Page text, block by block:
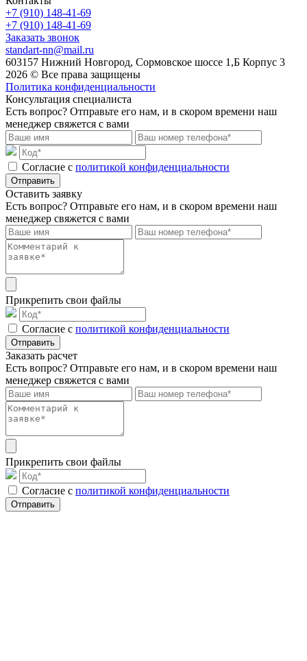
+7 (910) 148-41-69
+7 (910) 148-41-69
Заказать звонок
standart-nn@mail.ru
603157 Нижний Новгород, Сормовское шоссе 1,Б Корпус 3
2026 © Все права защищены
Политика конфиденциальности
Консультация специалиста
Есть вопрос? Отправьте его нам, и в скором времени наш
менеджер свяжется с вами
Cогласие с политикой конфиденциальности
Отправить
Оставить заявку
Есть вопрос? Отправьте его нам, и в скором времени наш
менеджер свяжется с вами
Прикрепить свои файлы
Cогласие с политикой конфиденциальности
Отправить
Заказать расчет
Есть вопрос? Отправьте его нам, и в скором времени наш
менеджер свяжется с вами
Прикрепить свои файлы
Cогласие с политикой конфиденциальности
Отправить